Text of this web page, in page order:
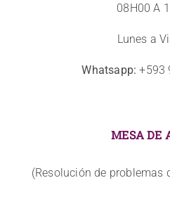
08H00 A
Lunes a
Whatsapp: +593
MESA DE
(Resolución de problemas